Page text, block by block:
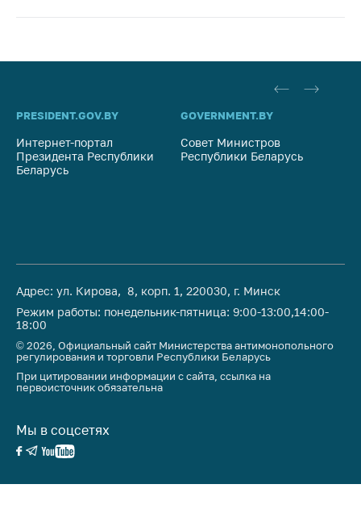
PRESIDENT.GOV.BY
Интернет-портал
Президента Республики
Беларусь
GOVERNMENT.BY
Совет Министров
Республики Беларусь
Адрес: ул. Кирова, 8, корп. 1, 220030, г. Минск
Режим работы: понедельник-пятница: 9:00-13:00,14:00-
18:00
© 2026, Официальный сайт Министерства антимонопольного
регулирования и торговли Республики Беларусь
При цитировании информации с сайта, ссылка на
первоисточник обязательна
Мы в соцсетях